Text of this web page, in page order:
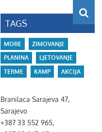
TAGS
MORE
ZIMOVANJE
PLANINA
LJETOVANJE
TERME
KAMP AKCIJA
Branilaca Sarajeva 47,
Sarajevo
+387 33 552 965,